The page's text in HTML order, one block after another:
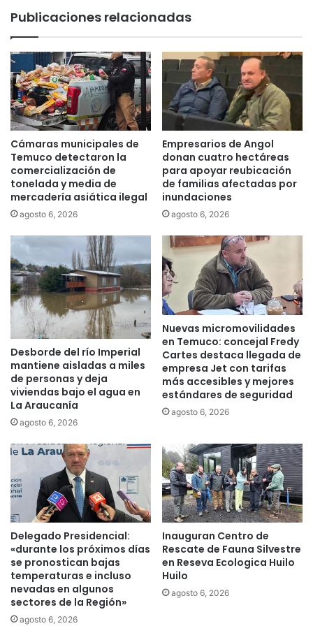
G
e
r
n
a
d
r
i
v
a
,
s
i
e
m
p
r
e
y
c
u
a
o
n
h
y
a
s
o
r
p
r
e
n
a
u
g
u
r
a
n
s
e
m
á
f
o
s
e
n
i
n
r
e
c
c
ó
A
d
a
.
O
´
h
i
g
Publicaciones relacionadas
Cámaras municipales de
Temuco detectaron la
comercialización de
tonelada y media de
mercadería asiática ilegal
agosto 6, 2026
Empresarios de Angol
donan cuatro hectáreas
para apoyar reubicación
de familias afectadas por
inundaciones
agosto 6, 2026
Desborde del río Imperial
mantiene aisladas a miles
de personas y deja
viviendas bajo el agua en
La Araucanía
agosto 6, 2026
Nuevas micromovilidades
en Temuco: concejal Fredy
Cartes destaca llegada de
empresa Jet con tarifas
más accesibles y mejores
estándares de seguridad
agosto 6, 2026
Delegado Presidencial:
«durante los próximos días
se pronostican bajas
temperaturas e incluso
nevadas en algunos
sectores de la Región»
agosto 6, 2026
Inauguran Centro de
Rescate de Fauna Silvestre
en Reseva Ecologica Huilo
Huilo
agosto 6, 2026